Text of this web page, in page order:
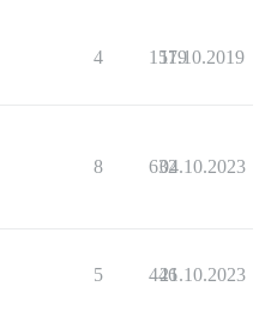
4 1579
11.10.2019
8 632
04.10.2023
5 446
21.10.2023